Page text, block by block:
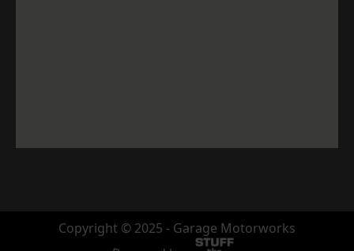
Copyright © 2025 - Garage Motorworks